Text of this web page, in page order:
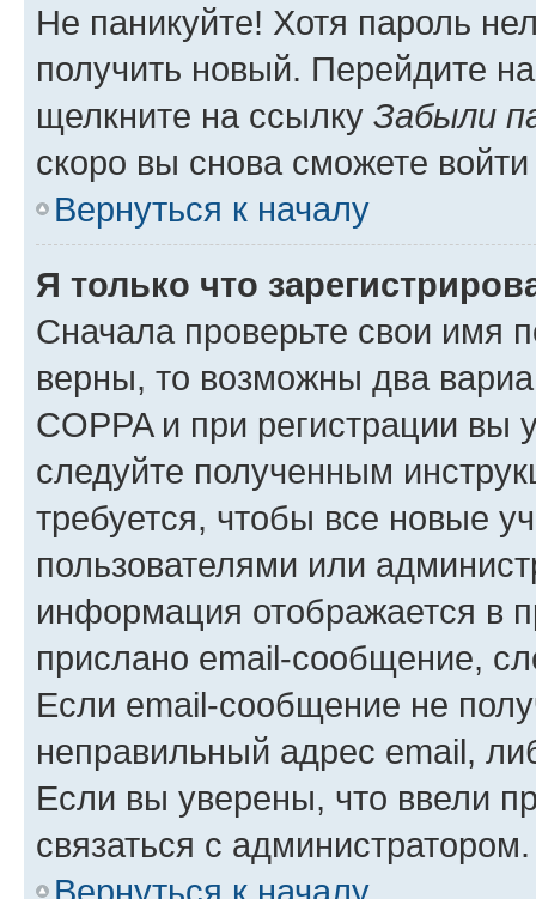
Не паникуйте! Хотя пароль
получить новый. Перейдите
щелкните на ссылку Забыли
скоро вы снова сможете
Вернуться к началу
Я только что
Сначала проверьте свои имя
верны, то возможны два
COPPA и при регистрации вы
следуйте полученным
требуется, чтобы все новые
пользователями или
информация отображается в
прислано email-сообщение,
Если email-сообщение не
неправильный адрес email,
Если вы уверены, что ввели
связаться с администратором.
Вернуться к началу